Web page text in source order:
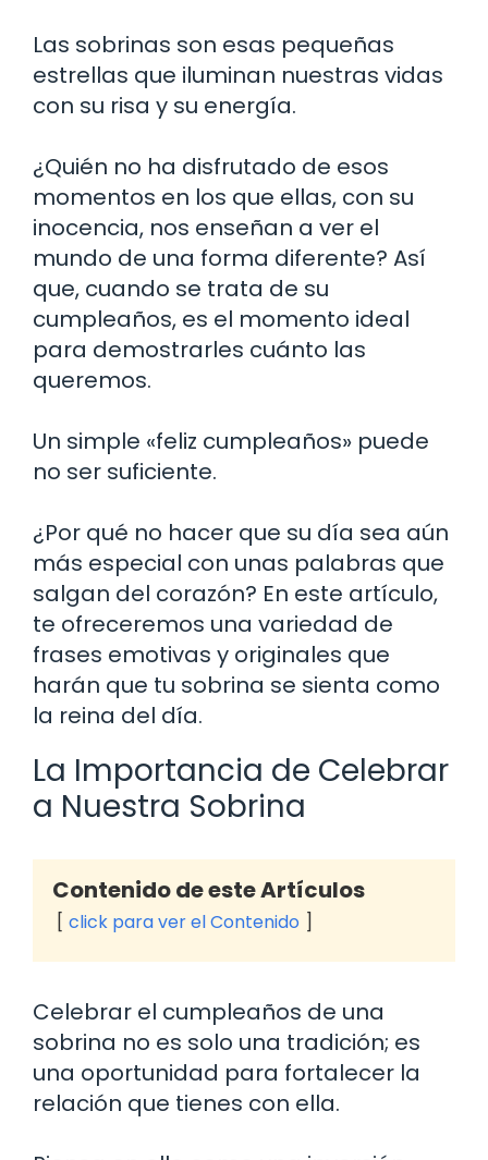
Las sobrinas son esas pequeñas
estrellas que iluminan nuestras vidas
con su risa y su energía.
¿Quién no ha disfrutado de esos
momentos en los que ellas, con su
inocencia, nos enseñan a ver el
mundo de una forma diferente? Así
que, cuando se trata de su
cumpleaños, es el momento ideal
para demostrarles cuánto las
queremos.
Un simple «feliz cumpleaños» puede
no ser suficiente.
¿Por qué no hacer que su día sea aún
más especial con unas palabras que
salgan del corazón? En este artículo,
te ofreceremos una variedad de
frases emotivas y originales que
harán que tu sobrina se sienta como
la reina del día.
La Importancia de Celebrar
a Nuestra Sobrina
Contenido de este Artículos
click para ver el Contenido
Celebrar el cumpleaños de una
sobrina no es solo una tradición; es
una oportunidad para fortalecer la
relación que tienes con ella.